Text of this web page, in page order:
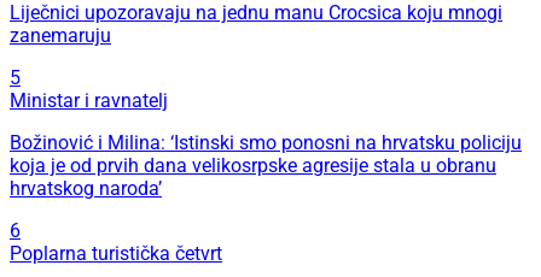
Liječnici upozoravaju na jednu manu Crocsica koju mnogi
zanemaruju
5
Ministar i ravnatelj
Božinović i Milina: ‘Istinski smo ponosni na hrvatsku policiju
koja je od prvih dana velikosrpske agresije stala u obranu
hrvatskog naroda’
6
Poplarna turistička četvrt